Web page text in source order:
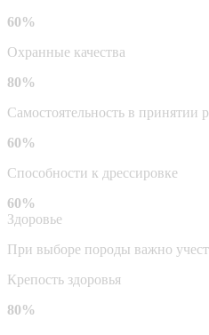
60%
Охранные качества
80%
Самостоятельность в принятии
60%
Способности к дрессировке
60%
Здоровье
При выборе породы важно
Крепость здоровья
80%